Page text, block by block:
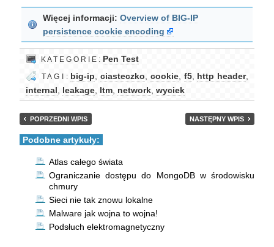
Więcej informacji: Overview of BIG-IP
persistence cookie encoding
K A T E G O R I E : Pen Test
T A G I : big-ip ,ciasteczko cookie, f5, http header,
internal
leakage ltm network wyciek
POPRZEDNI WPIS NASTĘPNY WPIS
Podobne artykuły:
Atlas całego świata
Ograniczanie dostępu do MongoDB w środowisku
chmury
Sieci nie tak znowu lokalne
Malware jak wojna to wojna!
Podsłuch elektromagnetyczny